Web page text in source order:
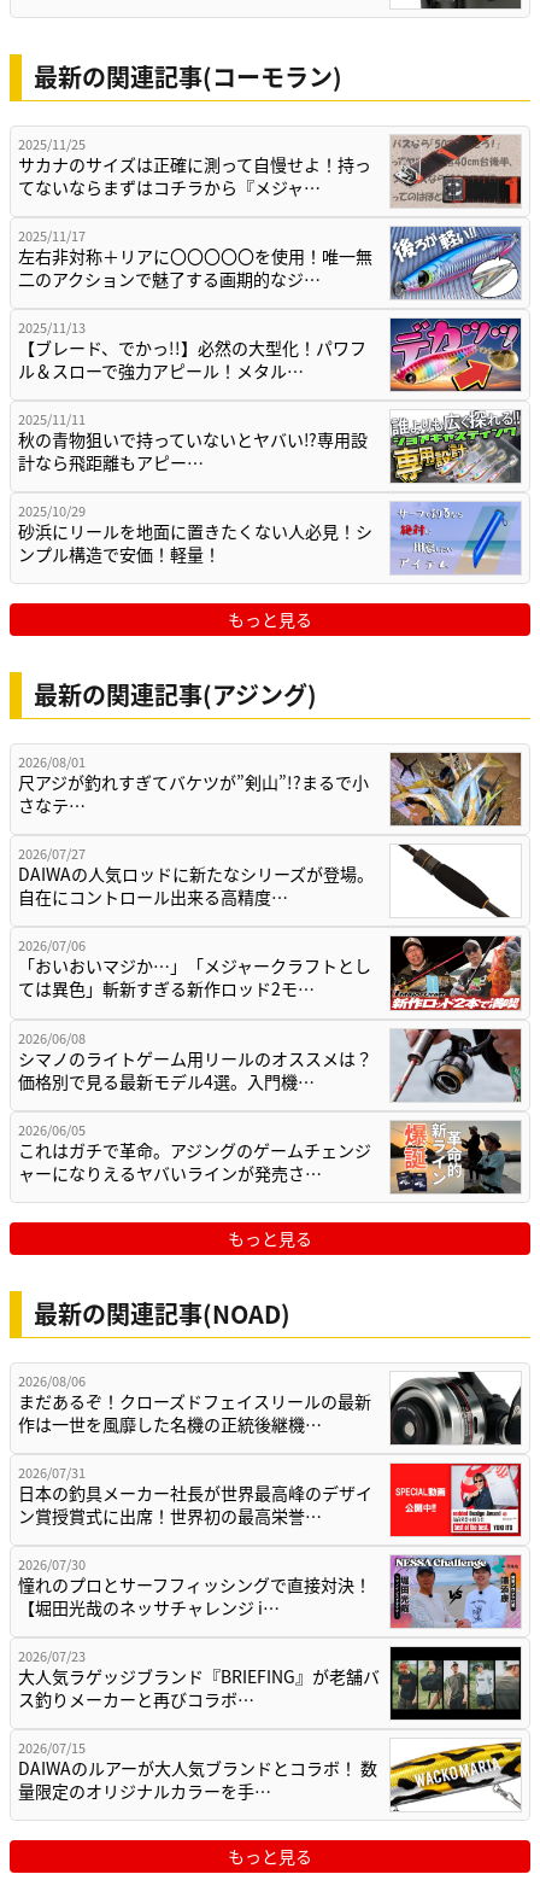
最新の関連記事(コーモラン)
2025/11/25
サカナのサイズは正確に測って自慢せよ！持っ
てないならまずはコチラから『メジャ…
2025/11/17
左右非対称＋リアに〇〇〇〇〇を使用！唯一無
二のアクションで魅了する画期的なジ…
2025/11/13
【ブレード、でかっ!!】必然の大型化！パワフ
ル＆スローで強力アピール！メタル…
2025/11/11
秋の青物狙いで持っていないとヤバい⁉専用設
計なら飛距離もアピー…
2025/10/29
砂浜にリールを地面に置きたくない人必見！シ
ンプル構造で安価！軽量！
もっと見る
最新の関連記事(アジング)
2026/08/01
尺アジが釣れすぎてバケツが”剣山”!?まるで小
さなテ…
2026/07/27
DAIWAの人気ロッドに新たなシリーズが登場。
自在にコントロール出来る高精度…
2026/07/06
「おいおいマジか…」「メジャークラフトとし
ては異色」斬新すぎる新作ロッド2モ…
2026/06/08
シマノのライトゲーム用リールのオススメは？
価格別で見る最新モデル4選。入門機…
2026/06/05
これはガチで革命。アジングのゲームチェンジ
ャーになりえるヤバいラインが発売さ…
もっと見る
最新の関連記事(NOAD)
2026/08/06
まだあるぞ！クローズドフェイスリールの最新
作は一世を風靡した名機の正統後継機…
2026/07/31
日本の釣具メーカー社長が世界最高峰のデザイ
ン賞授賞式に出席！世界初の最高栄誉…
2026/07/30
憧れのプロとサーフフィッシングで直接対決！
【堀田光哉のネッサチャレンジ i…
2026/07/23
大人気ラゲッジブランド『BRIEFING』が老舗バ
ス釣りメーカーと再びコラボ…
2026/07/15
DAIWAのルアーが大人気ブランドとコラボ！ 数
量限定のオリジナルカラーを手…
もっと見る